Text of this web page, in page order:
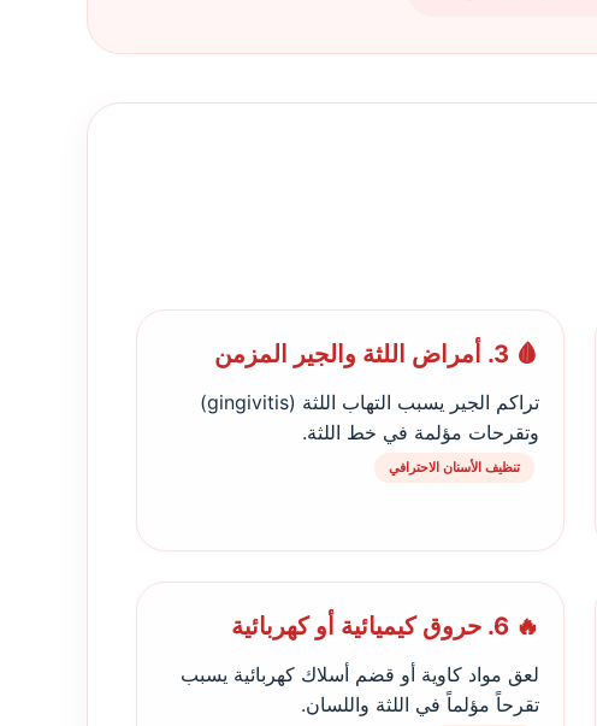
🩸 3. أمراض اللثة والجير المزمن
تراكم الجير يسبب التهاب اللثة (gingivitis)
وتقرحات مؤلمة في خط اللثة.
تنظيف الأسنان الاحترافي
🔥 6. حروق كيميائية أو كهربائية
لعق مواد كاوية أو قضم أسلاك كهربائية يسبب
تقرحاً مؤلماً في اللثة واللسان.